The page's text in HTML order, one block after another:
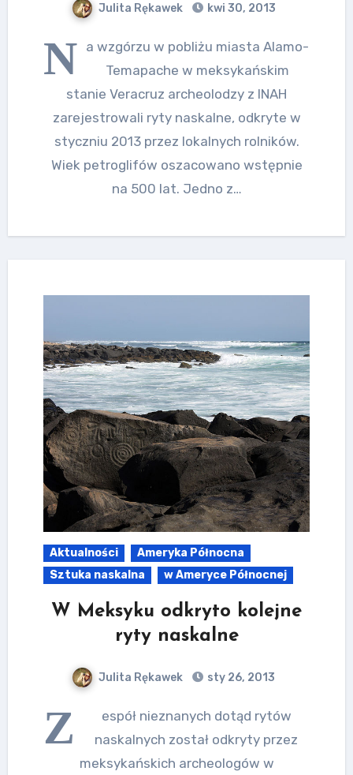
Julita Rękawek kwi 30, 2013
N
a wzgórzu w pobliżu miasta Alamo-
Temapache w meksykańskim
stanie Veracruz archeolodzy z INAH
zarejestrowali ryty naskalne, odkryte w
styczniu 2013 przez lokalnych rolników.
Wiek petroglifów oszacowano wstępnie
na 500 lat. Jedno z…
Aktualności
Ameryka Północna
Sztuka naskalna
w Ameryce Północnej
W Meksyku odkryto kolejne
ryty naskalne
Julita Rękawek sty 26, 2013
Z
espół nieznanych dotąd rytów
naskalnych został odkryty przez
meksykańskich archeologów w